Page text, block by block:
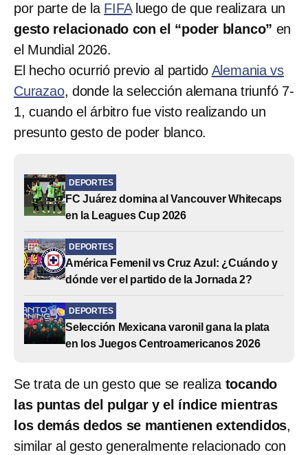
por parte de la FIFAluego de que realizara un
gesto relacionado con el “poder blanco” en
el Mundial 2026.
El hecho ocurrió previo al partido Alemania vs
Curazao, donde la selección alemana triunfó 7-
1, cuando el árbitro fue visto realizando un
presunto gesto de poder blanco.
DEPORTES
FC Juárez domina al Vancouver Whitecaps
en la Leagues Cup 2026
DEPORTES
América Femenil vs Cruz Azul: ¿Cuándo y
dónde ver el partido de la Jornada 2?
DEPORTES
Selección Mexicana varonil gana la plata
en los Juegos Centroamericanos 2026
Se trata de un gesto que se realizatocando
las puntas del pulgar y el índice mientras
los demás dedos se mantienen extendidos,
similar al gesto generalmente relacionado con